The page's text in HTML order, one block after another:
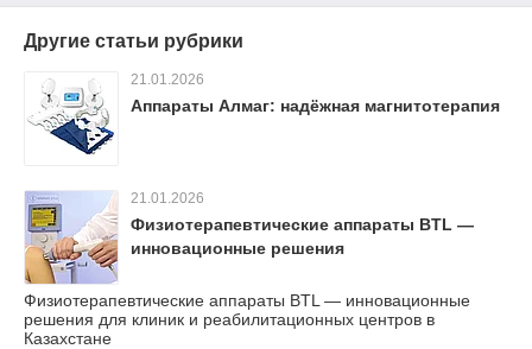
Другие статьи рубрики
21.01.2026
Аппараты Алмаг: надёжная магнитотерапия
21.01.2026
Физиотерапевтические аппараты BTL —
инновационные решения
Физиотерапевтические аппараты BTL — инновационные
решения для клиник и реабилитационных центров в
Казахстане